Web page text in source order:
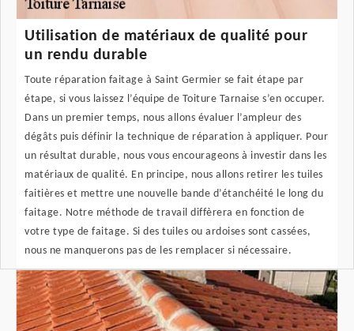
Utilisation de matériaux de qualité pour
un rendu durable
Toute réparation faitage à Saint Germier se fait étape par
étape, si vous laissez l’équipe de Toiture Tarnaise s’en occuper.
Dans un premier temps, nous allons évaluer l’ampleur des
dégâts puis définir la technique de réparation à appliquer. Pour
un résultat durable, nous vous encourageons à investir dans les
matériaux de qualité. En principe, nous allons retirer les tuiles
faitières et mettre une nouvelle bande d’étanchéité le long du
faitage. Notre méthode de travail diffèrera en fonction de
votre type de faitage. Si des tuiles ou ardoises sont cassées,
nous ne manquerons pas de les remplacer si nécessaire.